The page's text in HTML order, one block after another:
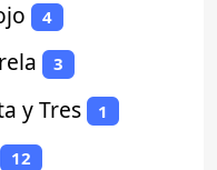
4
3
y Tres 1
12